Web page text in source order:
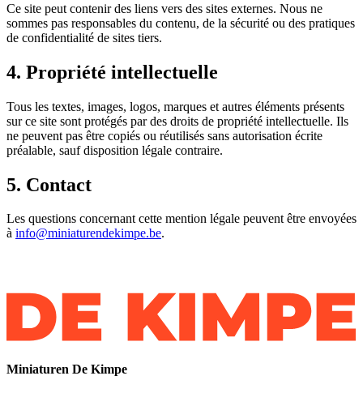
Ce site peut contenir des liens vers des sites externes. Nous ne
sommes pas responsables du contenu, de la sécurité ou des pratiques
de confidentialité de sites tiers.
4. Propriété intellectuelle
Tous les textes, images, logos, marques et autres éléments présents
sur ce site sont protégés par des droits de propriété intellectuelle. Ils
ne peuvent pas être copiés ou réutilisés sans autorisation écrite
préalable, sauf disposition légale contraire.
5. Contact
Les questions concernant cette mention légale peuvent être envoyées
à info@miniaturendekimpe.be.
Miniaturen De Kimpe